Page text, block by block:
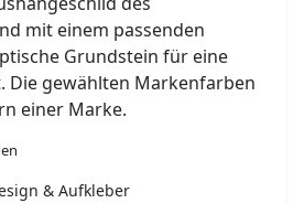
mit einem passenden
Grundstein für eine
Die gewählten Markenfarben
einer Marke.
& Aufkleber